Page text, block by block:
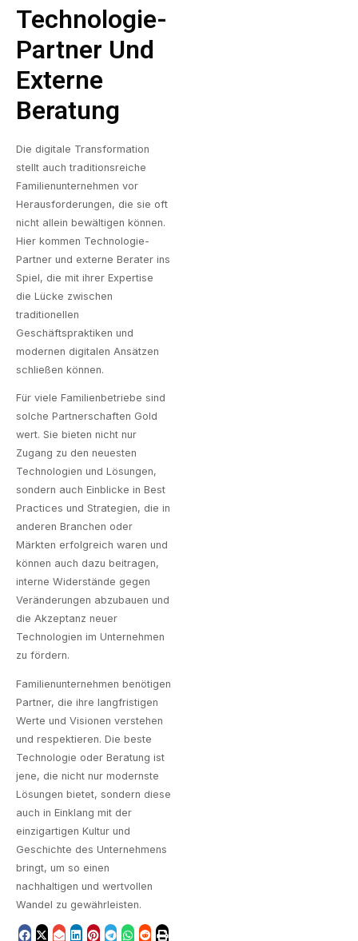
Technologie-
Partner Und
Externe
Beratung
Die digitale Transformation
stellt auch traditionsreiche
Familienunternehmen vor
Herausforderungen, die sie oft
nicht allein bewältigen können.
Hier kommen Technologie-
Partner und externe Berater ins
Spiel, die mit ihrer Expertise
die Lücke zwischen
traditionellen
Geschäftspraktiken und
modernen digitalen Ansätzen
schließen können.
Für viele Familienbetriebe sind
solche Partnerschaften Gold
wert. Sie bieten nicht nur
Zugang zu den neuesten
Technologien und Lösungen,
sondern auch Einblicke in Best
Practices und Strategien, die in
anderen Branchen oder
Märkten erfolgreich waren und
können auch dazu beitragen,
interne Widerstände gegen
Veränderungen abzubauen und
die Akzeptanz neuer
Technologien im Unternehmen
zu fördern.
Familienunternehmen benötigen
Partner, die ihre langfristigen
Werte und Visionen verstehen
und respektieren. Die beste
Technologie oder Beratung ist
jene, die nicht nur modernste
Lösungen bietet, sondern diese
auch in Einklang mit der
einzigartigen Kultur und
Geschichte des Unternehmens
bringt, um so einen
nachhaltigen und wertvollen
Wandel zu gewährleisten.